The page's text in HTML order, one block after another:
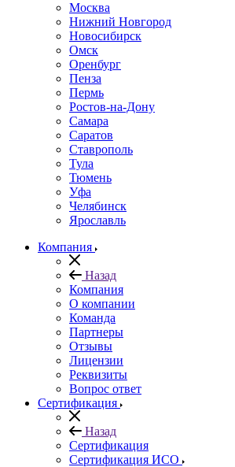
Москва
Нижний Новгород
Новосибирск
Омск
Оренбург
Пенза
Пермь
Ростов-на-Дону
Самара
Саратов
Ставрополь
Тула
Тюмень
Уфа
Челябинск
Ярославль
Компания
Назад
Компания
О компании
Команда
Партнеры
Отзывы
Лицензии
Реквизиты
Вопрос ответ
Сертификация
Назад
Сертификация
Сертификация ИСО